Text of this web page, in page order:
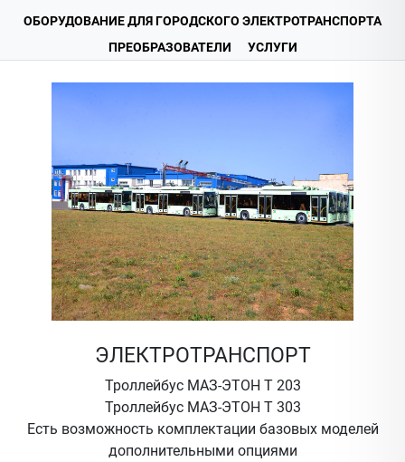
ОБОРУДОВАНИЕ ДЛЯ ГОРОДСКОГО ЭЛЕКТРОТРАНСПОРТА
ПРЕОБРАЗОВАТЕЛИ
УСЛУГИ
ЭЛЕКТРОТРАНСПОРТ
Троллейбус МАЗ-ЭТОН Т 203
Троллейбус МАЗ-ЭТОН Т 303
Есть возможность комплектации базовых моделей
дополнительными опциями